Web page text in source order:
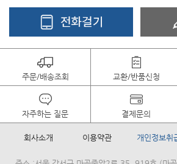
주문/배송조회 교환/반품신청
자주하는 질문 결제문의
회사소개 이용약관 개인정보취